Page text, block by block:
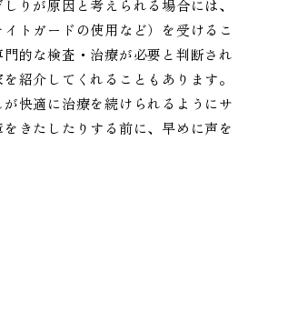
りが原因と考えられる場合には、
トガードの使用など）を受けるこ
的な検査・治療が必要と判断され
紹介してくれることもあります。
快適に治療を続けられるようにサ
きたしたりする前に、早めに声を